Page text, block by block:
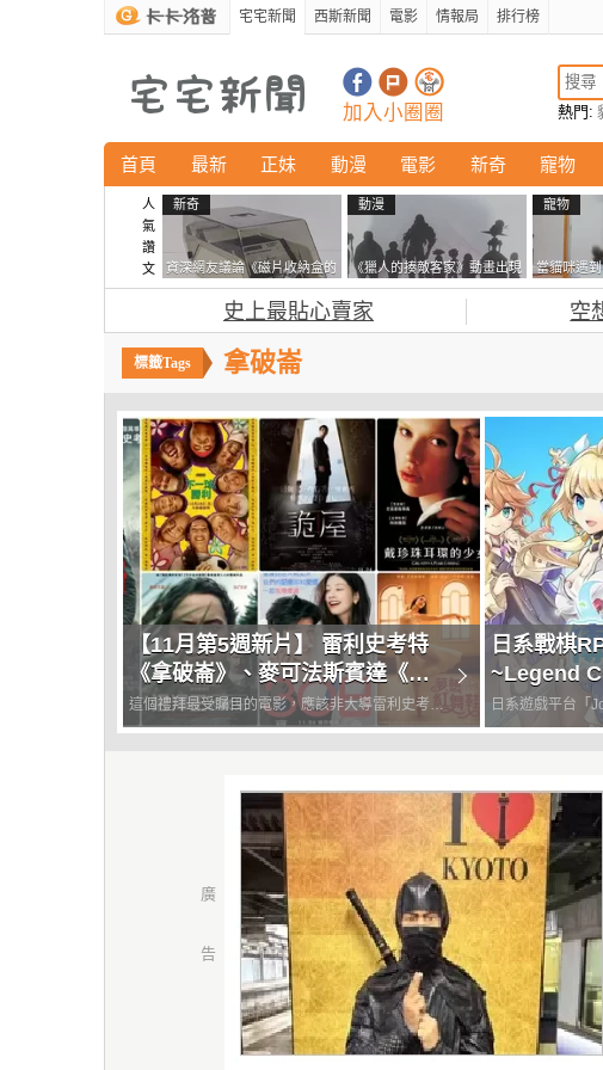
宅宅新聞 西斯新聞 電影 情報局 排行榜
加入小圈圈 熱門:
首頁 最新 正妹 動漫 電影 新奇 寵物
人
氣
讚
文
新奇
資深網友議論《磁片收納盒的
鎖有什麼用》想偷的話整盒拿
走不就好了嗎？
動漫
《獵人的揍敵客家》動畫出現
的這個剪影是誰？你是不是忘
記還有這號人物了
寵物
當貓咪遇
果玩了10
鐘笑翻網友
史上最貼心賣家 空
拿破崙
【11月第5週新片】 雷利史考特
《拿破崙》、麥可法斯賓達《下
一球，勝利》、重返大銀幕《戴
珍珠耳環的少女》上映
這個禮拜最受矚目的電影，應該非大導雷利史考特
與影帝瓦昆菲尼克斯合作推出歷史片史詩《拿破
個禮拜的票房冠軍《飢餓遊戲：鳴鳥與游蛇之
歌》。不過小編同樣期待Taik...
日系戰棋
~Legend
活動！
日系遊戲平台「
RPG《傳奇四葉